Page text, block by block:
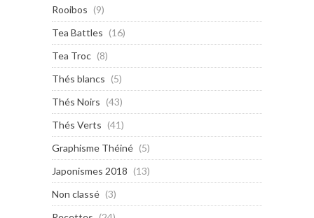
Rooibos (9)
Tea Battles (16)
Tea Troc (8)
Thés blancs (5)
Thés Noirs (43)
Thés Verts (41)
Graphisme Théiné (5)
Japonismes 2018 (13)
Non classé (3)